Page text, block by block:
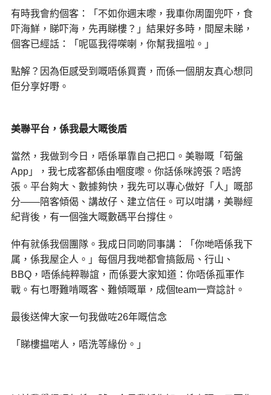
有時我會約個客：「不如你週末嚟，我車你周圍兜吓，食
吓海鮮，睇吓海，先再睇樓？」結果好多時，間屋未睇，
個客已經話：「呢區我得㗎喇，你幫我搵啦。」
點解？因為佢感受到嘅唔係買賣，而係一個朋友真心想同
佢分享好嘢。
美聯平台，係我最大嘅後盾
當然，我做到今日，唔係單靠自己把口。美聯嘅「筍盤
App」，我七成客都係由嗰度嚟。你話係咪誇張？唔誇
張。平台夠大、數據夠快，我先可以專心做好「人」嘅部
分——陪客傾偈、講故仔、建立信任。可以咁講，美聯經
紀背後，有一個強大嘅數碼平台撐住。
仲有就係我個團隊。我成日同啲同事講：「你哋唔係我下
属，係我屋企人。」每個月我哋都會搞飯局、行山、
BBQ，唔係純粹聯誼，而係要大家知道：你唔係孤軍作
戰。有乜嘢難啃嘅客、難傾嘅單，成個team一齊諗計。
最後送俾大家一句我做咗26年嘅信念
「睇樓揾啱人，唔洗等緣份。」